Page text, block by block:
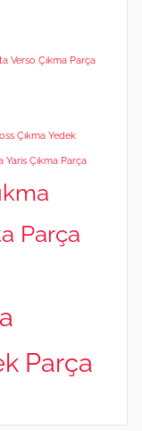
Verso Çıkma Parça
Çıkma Yedek
Yaris Çıkma Parça
Parça
Parça